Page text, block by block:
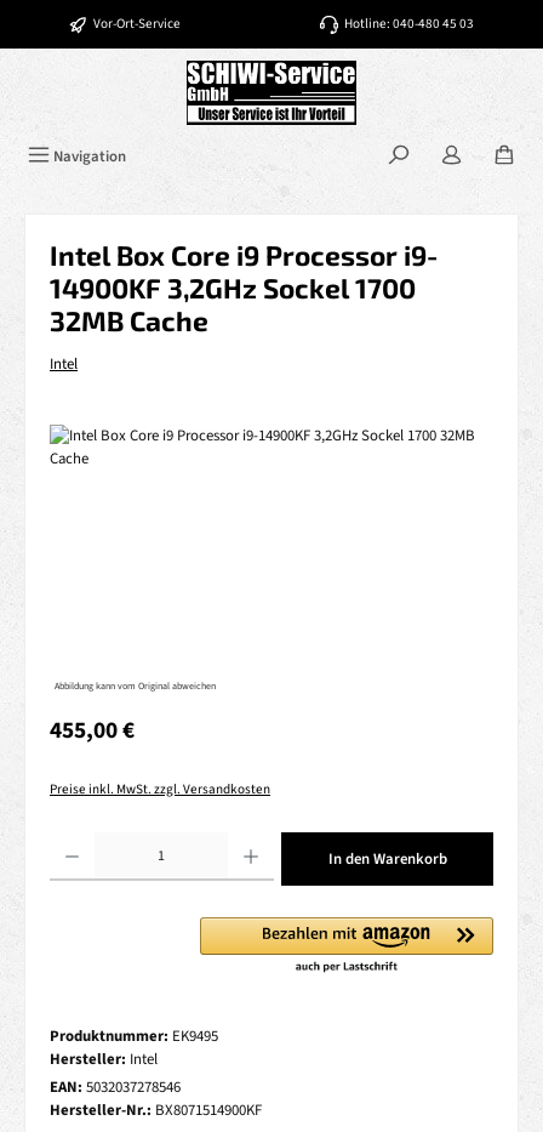
Zum Hauptinhalt springen
Vor-Ort-Service Hotline: 040-480 45 03
Navigation
Intel Box Core i9 Processor i9-
14900KF 3,2GHz Sockel 1700
32MB Cache
Intel
Bildergalerie überspringen
Abbildung kann vom Original abweichen
Regulärer Preis:
455,00 €
Preise inkl. MwSt. zzgl. Versandkosten
In den Warenkorb
Produktnummer: EK9495
Hersteller: Intel
EAN: 5032037278546
Hersteller-Nr.: BX8071514900KF